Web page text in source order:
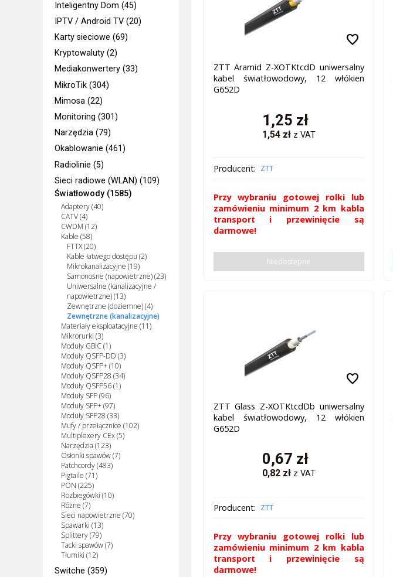
Inteligentny Dom (45)
IPTV / Android TV (20)
Karty sieciowe (69)
Kryptowaluty (2)
Mediakonwertery (33)
MikroTik (304)
Mimosa (22)
Monitoring (301)
Narzędzia (79)
Okablowanie (461)
Radiolinie (5)
Sieci radiowe (WLAN) (109)
Światłowody (1585)
Adaptery (40)
CATV (4)
CWDM (12)
Kable (58)
FTTX (20)
Kable łatwego dostępu (2)
Mikrokanalizacyjne (19)
Samonośne (napowietrzne) (23)
Uniwersalne (kanalizacyjne /
napowietrzne) (13)
Zewnętrzne (doziemne) (4)
Zewnętrzne (kanalizacyjne)
Materiały eksploatacyjne (11)
Mikrorurki (3)
Moduły GBIC (1)
Moduły QSFP-DD (3)
Moduły QSFP+ (10)
Moduły QSFP28 (34)
Moduły QSFP56 (1)
Moduły SFP (96)
Moduły SFP+ (97)
Moduły SFP28 (33)
Mufy / przełącznice (102)
Multiplexery CEx (5)
Narzędzia (123)
Osłonki spawów (7)
Patchcordy (483)
Pigtaile (71)
PON (225)
Rozbiegówki (10)
Różne (7)
Sieci napowietrzne (70)
Spawarki (13)
Splittery (79)
Tacki spawów (7)
Tłumiki (12)
Switche (359)
favorite
ZTT Aramid Z-XOTKtcdD uniwersalny
kabel światłowodowy, 12 włókien
G652D
1,25 zł
1,54zł z VAT
Producent: ZTT
Przy wybraniu gotowej rolki lub
zamówieniu minimum 2 km kabla
transport i przewinięcie są
darmowe!
Niedostępne
favorite
ZTT Glass Z-XOTKtcdDb uniwersalny
kabel światłowodowy, 12 włókien
G652D
0,67 zł
0,82zł z VAT
Producent: ZTT
Przy wybraniu gotowej rolki lub
zamówieniu minimum 2 km kabla
transport i przewinięcie są
darmowe!